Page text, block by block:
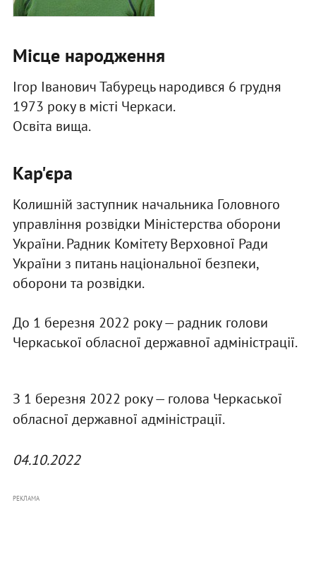
​Місце народження
Ігор Іванович Табурець народився 6 грудня
1973 року в місті Черкаси.
Освіта вища.
Кар'єра
Колишній заступник начальника Головного
управління розвідки Міністерства оборони
України. Радник Комітету Верховної Ради
України з питань національної безпеки,
оборони та розвідки.
До 1 березня 2022 року — радник голови
Черкаської обласної державної адміністрації.
З 1 березня 2022 року — голова Черкаської
обласної державної адміністрації.
04.10.2022
РЕКЛАМА